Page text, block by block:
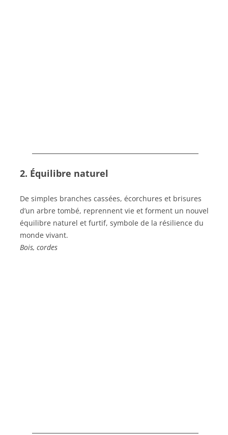
2. Équilibre naturel
De simples branches cassées, écorchures et brisures
d’un arbre tombé, reprennent vie et forment un nouvel
équilibre naturel et furtif, symbole de la résilience du
monde vivant.
Bois, cordes